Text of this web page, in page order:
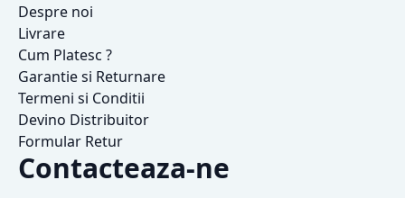
Despre noi
Livrare
Cum Platesc ?
Garantie si Returnare
Termeni si Conditii
Devino Distribuitor
Formular Retur
Contacteaza-ne